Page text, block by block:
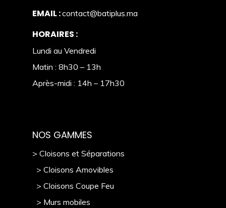
EMAIL :contact@batiplus.ma
HORAIRES :
Lundi au Vendredi
Matin : 8h30 – 13h
Après-midi : 14h – 17h30
NOS GAMMES
> Cloisons et Séparations
> Cloisons Amovibles
> Cloisons Coupe Feu
> Murs mobiles